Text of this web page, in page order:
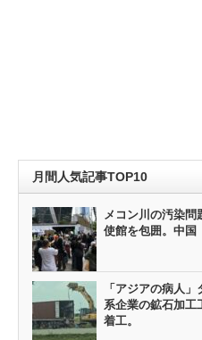
月間人気記事TOP10
メコン川の汚染問
使館を包囲。中国
「アジアの病人
系企業の鉱石加工
着工。